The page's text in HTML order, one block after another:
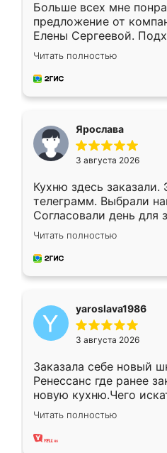
Больше всех мне
предложение от
Елены Сергеевой.
короткие сроки
для замера сотрудник
предложил по моему
Читать полностью
Ярослава
3 августа 2026
Кухню здесь
телеграмм. Выбрали
Согласовали день для
недели кухня была уже
довольны работой.
мебель за
Читать полностью
yaroslava1986
3 августа 2026
Заказала себе новый
Ренессанс где ранее
новую кухню.Чего
вполне довольна.
два года, нареканий нет.
Читать полностью